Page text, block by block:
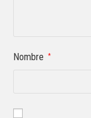
Nombre *